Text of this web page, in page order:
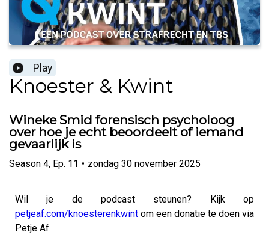
Play
Knoester & Kwint
Wineke Smid forensisch psycholoog
over hoe je echt beoordeelt of iemand
gevaarlijk is
Season 4, Ep. 11 • zondag 30 november 2025
Wil je de podcast steunen? Kijk op
petjeaf.com/knoesterenkwint om een donatie te doen via
Petje Af.